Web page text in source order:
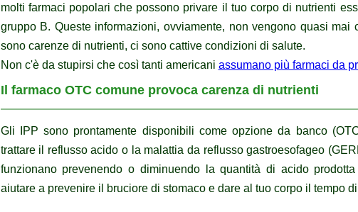
molti farmaci popolari che possono privare il tuo corpo di nutrienti
gruppo B. Queste informazioni, ovviamente, non vengono quasi mai
sono carenze di nutrienti, ci sono cattive condizioni di salute.
Non c'è da stupirsi che così tanti americani assumano più farmaci da
Il farmaco OTC comune provoca carenza di nutrienti
Gli IPP sono prontamente disponibili come opzione da banco
trattare il reflusso acido o la malattia da reflusso gastroesofageo
funzionano prevenendo o diminuendo la quantità di acido
aiutare a prevenire il bruciore di stomaco e dare al tuo corpo il tempo